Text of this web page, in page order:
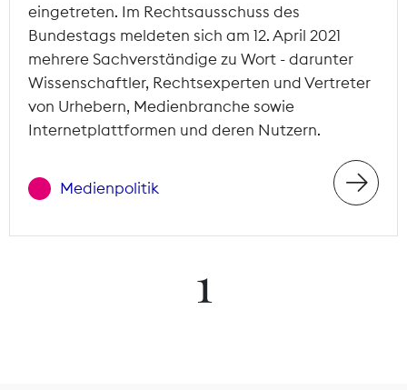
eingetreten. Im Rechtsausschuss des
Bundestags meldeten sich am 12. April 2021
mehrere Sachverständige zu Wort - darunter
Wissenschaftler, Rechtsexperten und Vertreter
von Urhebern, Medienbranche sowie
Internetplattformen und deren Nutzern.
Medienpolitik
1